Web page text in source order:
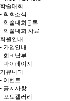
학술대회
- 학회소식
- 학술대회등록
- 학술대회 자료
회원안내
- 가입안내
- 회비납부
- 마이페이지
커뮤니티
- 이벤트
- 공지사항
- 포토갤러리